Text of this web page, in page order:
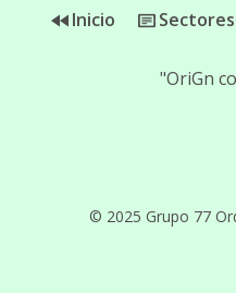
Inicio Sectores
© 2025 Grupo 77
"OriGn